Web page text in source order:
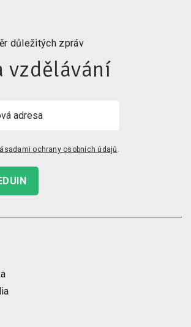
důležitých zpráv
vzdělávání
ochrany osobních údajů .